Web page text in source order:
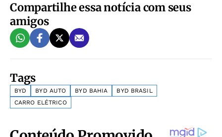
Compartilhe essa notícia com seus
amigos
Tags
BYD BYD AUTO BYD BAHIA
BYD BRASIL
CARRO ELÉTRICO